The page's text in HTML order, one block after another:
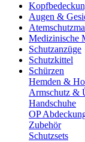
Augen &
Medizinische
Schutzanzüge
Schutzkittel
Schürzen
Hemden &
Armschutz &
Handschuhe
OP
Zubehör
Schutzsets